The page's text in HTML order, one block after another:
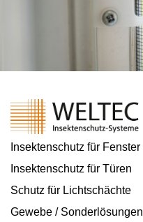
Insektenschutz für Fenster
Insektenschutz für Türen
Schutz für Lichtschächte
Gewebe / Sonderlösungen